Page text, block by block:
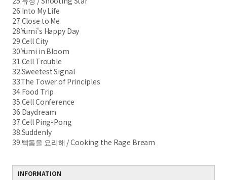
26.Into My Life
27.Close to Me
28.Yumi's Happy Day
29.Cell City
30.Yumi in Bloom
31.Cell Trouble
32.Sweetest Signal
33.The Tower of Principles
34.Food Trip
35.Cell Conference
36.Daydream
37.Cell Ping-Pong
38.Suddenly
39.빡돔을 요리해 / Cooking the Rage Bream
INFORMATION